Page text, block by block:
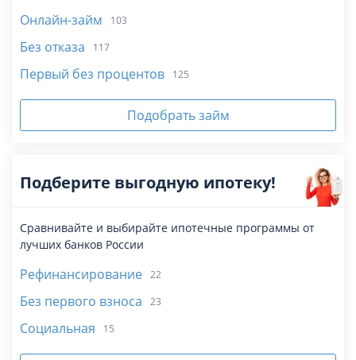
Онлайн-займ 103
Без отказа 117
Первый без процентов 125
Подобрать займ
Подберите выгодную ипотеку!
Сравнивайте и выбирайте ипотечные программы от
лучших банков России
Рефинансирование 22
Без первого взноса 23
Социальная 15